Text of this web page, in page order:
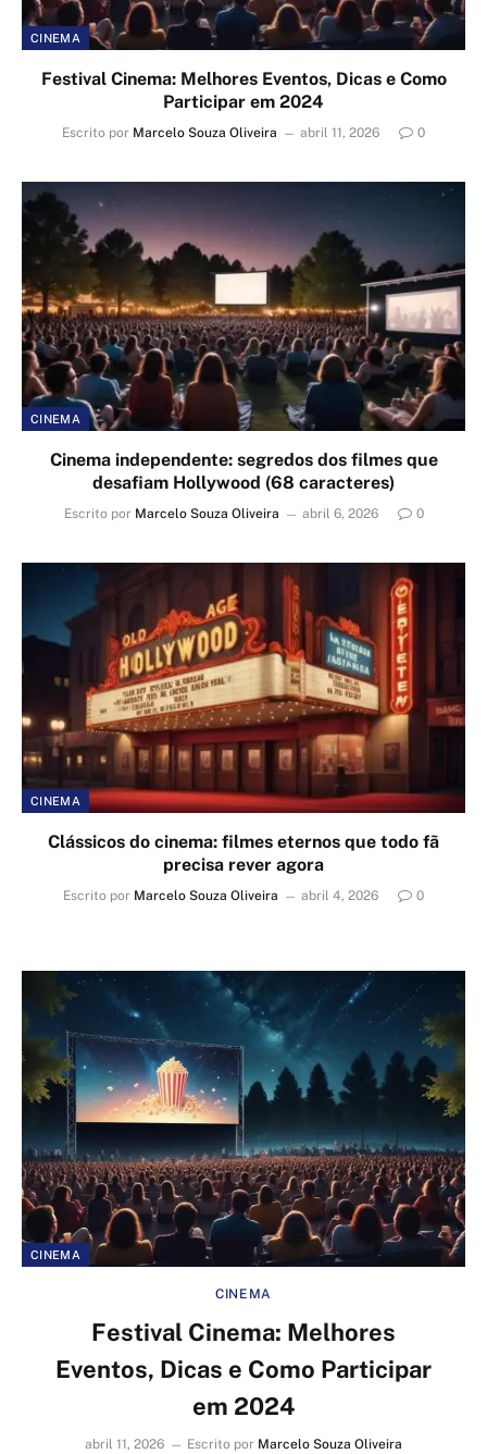
CINEMA
Festival Cinema: Melhores Eventos, Dicas e Como
Participar em 2024
Escrito por Marcelo Souza Oliveira abril 11, 2026 0
CINEMA
Cinema independente: segredos dos filmes que
desafiam Hollywood (68 caracteres)
Escrito por Marcelo Souza Oliveira abril 6, 2026 0
CINEMA
Clássicos do cinema: filmes eternos que todo fã
precisa rever agora
Escrito por Marcelo Souza Oliveira abril 4, 2026 0
CINEMA
CINEMA
Festival Cinema: Melhores
Eventos, Dicas e Como Participar
em 2024
abril 11, 2026 Escrito por Marcelo Souza Oliveira